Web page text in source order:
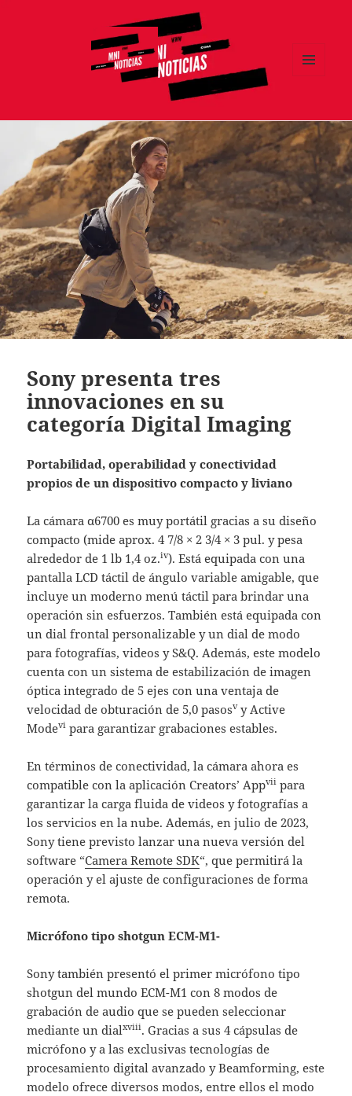
Sony presenta tres
innovaciones en su
categoría Digital Imaging
Portabilidad, operabilidad y conectividad
propios de un dispositivo compacto y liviano
La cámara α6700 es muy portátil gracias a su diseño
compacto (mide aprox. 4 7/8 × 2 3/4 × 3 pul. y pesa
alrededor de 1 lb 1,4 oz.iv). Está equipada con una
pantalla LCD táctil de ángulo variable amigable, que
incluye un moderno menú táctil para brindar una
operación sin esfuerzos. También está equipada con
un dial frontal personalizable y un dial de modo
para fotografías, videos y S&Q. Además, este modelo
cuenta con un sistema de estabilización de imagen
óptica integrado de 5 ejes con una ventaja de
velocidad de obturación de 5,0 pasosvy Active
Modevi para garantizar grabaciones estables.
En términos de conectividad, la cámara ahora es
compatible con la aplicación Creators’ Appvii para
garantizar la carga fluida de videos y fotografías a
los servicios en la nube. Además, en julio de 2023,
Sony tiene previsto lanzar una nueva versión del
software “Camera Remote SDK“, que permitirá la
operación y el ajuste de configuraciones de forma
remota.
Micrófono tipo shotgun ECM-M1-
Sony también presentó el primer micrófono tipo
shotgun del mundo ECM-M1 con 8 modos de
grabación de audio que se pueden seleccionar
mediante un dialxviii. Gracias a sus 4 cápsulas de
micrófono y a las exclusivas tecnologías de
procesamiento digital avanzado y Beamforming, este
modelo ofrece diversos modos, entre ellos el modo